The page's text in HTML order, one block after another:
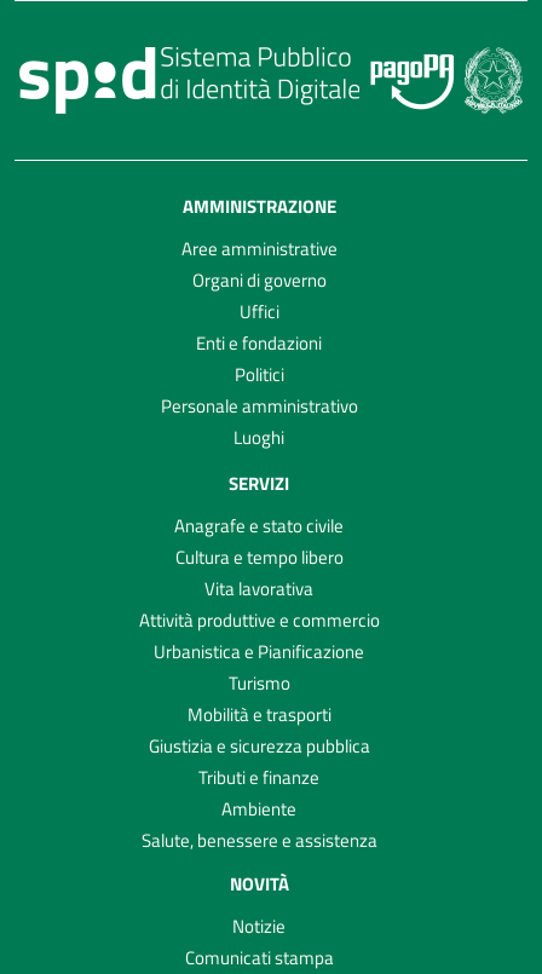
AMMINISTRAZIONE
Aree amministrative
Organi di governo
Uffici
Enti e fondazioni
Politici
Personale amministrativo
Luoghi
SERVIZI
Anagrafe e stato civile
Cultura e tempo libero
Vita lavorativa
Attività produttive e commercio
Urbanistica e Pianificazione
Turismo
Mobilità e trasporti
Giustizia e sicurezza pubblica
Tributi e finanze
Ambiente
Salute, benessere e assistenza
NOVITÀ
Notizie
Comunicati stampa